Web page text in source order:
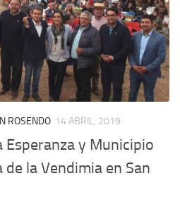
ROSENDO 14 ABRIL, 2019
Esperanza y Municipio
la Vendimia en San